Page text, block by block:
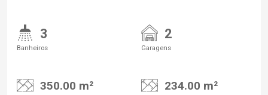
3
Banheiros
2
Garagens
350.00 m² 234.00 m²